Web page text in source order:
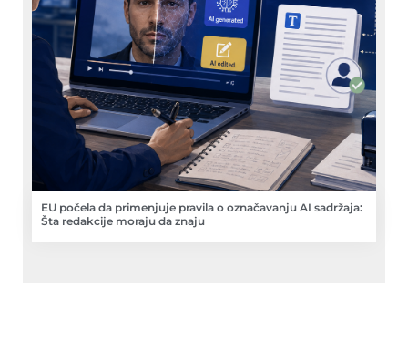
EU počela da primenjuje pravila o označavanju AI sadržaja:
Šta redakcije moraju da znaju